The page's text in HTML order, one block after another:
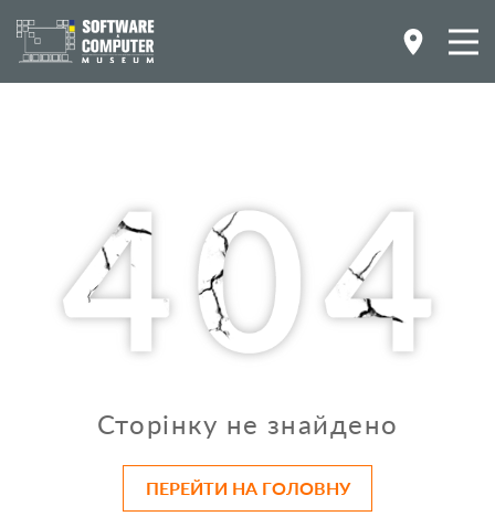
Сторінку не знайдено
ПЕРЕЙТИ НА ГОЛОВНУ